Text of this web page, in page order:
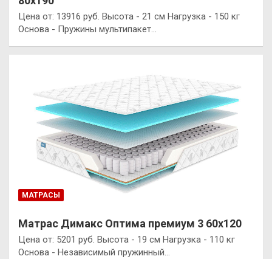
Цена от: 13916 руб. Высота - 21 см Нагрузка - 150 кг
Основа - Пружины мультипакет…
МАТРАСЫ
Матрас Димакс Оптима премиум 3 60х120
Цена от: 5201 руб. Высота - 19 см Нагрузка - 110 кг
Основа - Независимый пружинный…